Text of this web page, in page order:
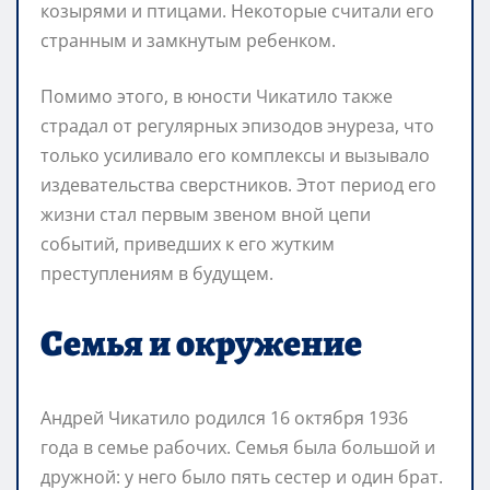
козырями и птицами. Некоторые считали его
странным и замкнутым ребенком.
Помимо этого, в юности Чикатило также
страдал от регулярных эпизодов энуреза, что
только усиливало его комплексы и вызывало
издевательства сверстников. Этот период его
жизни стал первым звеном вной цепи
событий, приведших к его жутким
преступлениям в будущем.
Семья и окружение
Андрей Чикатило родился 16 октября 1936
года в семье рабочих. Семья была большой и
дружной: у него было пять сестер и один брат.